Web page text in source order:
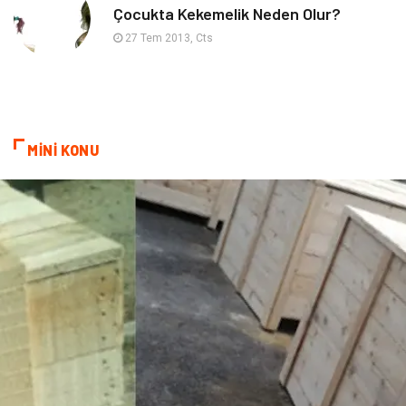
Bakım Aksesuar
Sağlık Haberleri Blogroll
Spor Malzemeleri Hediyelik Eşya
Acil ve İlkyardım
Çocukta Kekemelik Neden Olur?
27 Tem 2013, Cts
MİNİ KONU